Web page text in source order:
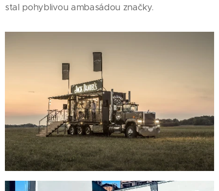
stal pohyblivou ambasádou značky.